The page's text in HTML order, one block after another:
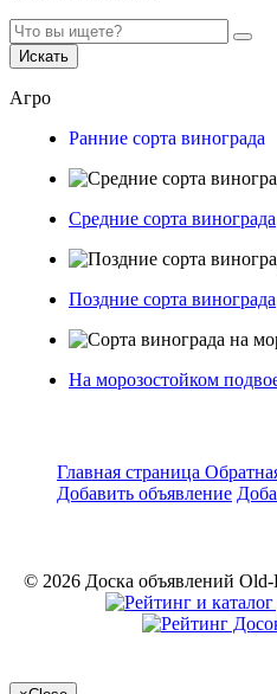
Искать
Агро
Ранние сорта винограда
Средние сорта винограда
Поздние сорта винограда
На морозостойком
Главная страница
Добавить объявление
© 2026 Доска объявлений